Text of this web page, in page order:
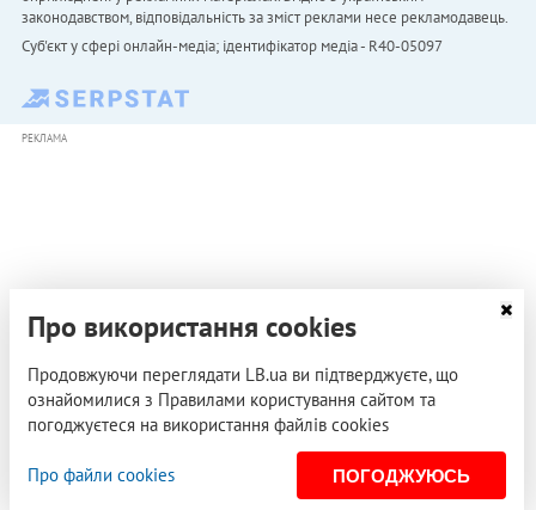
законодавством, відповідальність за зміст реклами несе рекламодавець.
Cуб'єкт у сфері онлайн-медіа; ідентифікатор медіа - R40-05097
РЕКЛАМА
Про використання cookies
Продовжуючи переглядати LB.ua ви підтверджуєте, що
ознайомилися з Правилами користування сайтом та
погоджуєтеся на використання файлів cookies
Про файли cookies ПОГОДЖУЮСЬ